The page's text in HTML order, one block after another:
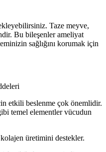
Taze meyve,
Bu bileşenler ameliyat
sağlığını korumak için
etkili beslenme çok önemlidir.
temel elementler vücudun
üretimini destekler.